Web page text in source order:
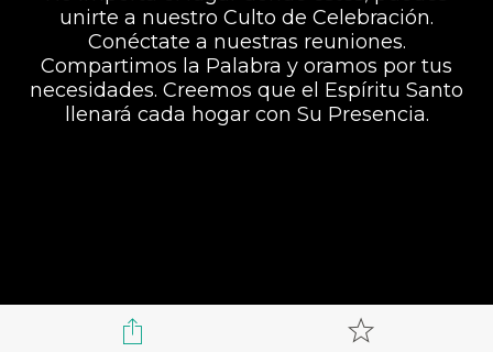
unirte a nuestro Culto de Celebración.
Conéctate a nuestras reuniones.
Compartimos la Palabra y oramos por tus
necesidades. Creemos que el Espíritu Santo
llenará cada hogar con Su Presencia.